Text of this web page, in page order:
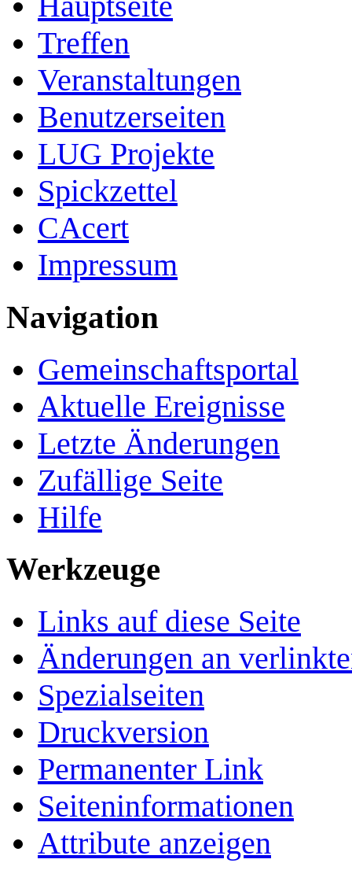
Treffen
Veranstaltungen
Benutzerseiten
LUG Projekte
Spickzettel
CAcert
Impressum
Navigation
Gemeinschafts­portal
Aktuelle Ereignisse
Letzte Änderungen
Zufällige Seite
Hilfe
Werkzeuge
Links auf diese Seite
Änderungen an
Spezialseiten
Druckversion
Permanenter Link
Seiten­­informationen
Attribute anzeigen